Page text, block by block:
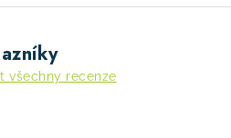
všechny recenze